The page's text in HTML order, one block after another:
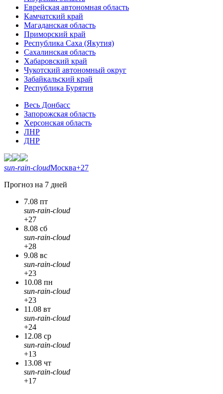
Еврейская автономная область
Камчатский край
Магаданская область
Приморский край
Республика Саха (Якутия)
Сахалинская область
Хабаровский край
Чукотский автономный округ
Забайкальский край
Республика Бурятия
Весь Донбасс
Запорожская область
Херсонская область
ЛНР
ДНР
sun-rain-cloudМосква+27
Прогноз на 7 дней
7.08 пт
sun-rain-cloud
+27
8.08 сб
sun-rain-cloud
+28
9.08 вс
sun-rain-cloud
+23
10.08 пн
sun-rain-cloud
+23
11.08 вт
sun-rain-cloud
+24
12.08 ср
sun-rain-cloud
+13
13.08 чт
sun-rain-cloud
+17